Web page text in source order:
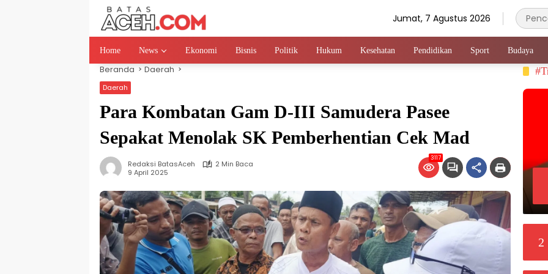
Jumat, 7 Agustus 2026
Home News Ekonomi Bisnis Politik Hukum Kesehatan Pendidikan Sport Budaya
Beranda Daerah
Daerah
Para Kombatan Gam D-III Samudera Pasee
Sepakat Menolak SK Pemberhentian Cek Mad
Redaksi BatasAceh
2 Min Baca
9 April 2025
3117
2